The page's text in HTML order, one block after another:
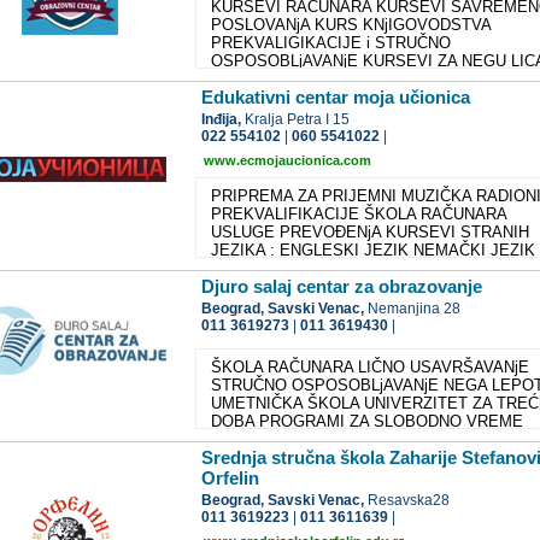
GRČKI MAKEDONSKI MAĐARSKI RUSKI
KURSEVI RAČUNARA KURSEVI
POSLOVANjA KURS KNjIGOVODSTVA
PREKVALIGIKACIJE i STRUČNO
OSPOSOBLjAVANjE KURSEVI ZA NEGU
TELA: MANIKIR i PEDIKIR, ŠKOLE
KOZMETIČAR, FRIZER, MASER PRIPREME
UPIS NA FAKULTETE ŠKOLA
VEŠTINA KURSEVI STRANIH JEZIKA :
ENGLESKI JEZIK NEMAČKI JEZIK
JEZIK FRANCUSKI JEZIK NORVEŠKI JEZIK
RUSKI JEZIK ...
Edukativni centar moja učionica
Inđija, Kralja Petra I 15
022 554102 |060 5541022
www.ecmojaucionica.com
PRIPREMA ZA PRIJEMNI MUZIČKA
PREKVALIFIKACIJE ŠKOLA RAČUNARA
USLUGE PREVOĐENjA KURSEVI STRANIH
JEZIKA : ENGLESKI JEZIK NEMAČKI JEZIK
ITALIJANSKI JEZIK FRANCUSKI JEZIK
Djuro salaj centar za obrazovanje
Beograd,Savski Venac, Nemanjina 28
011 3619273 |011 3619430
ŠKOLA RAČUNARA LIČNO USAVRŠAVANjE
STRUČNO OSPOSOBLjAVANjE NEGA
UMETNIČKA ŠKOLA UNIVERZITET ZA
DOBA PROGRAMI ZA SLOBODNO VREME
Srednja stručna škola Zaharije
Orfelin
Beograd,Savski Venac, Resavska28
011 3619223 |011 3611639